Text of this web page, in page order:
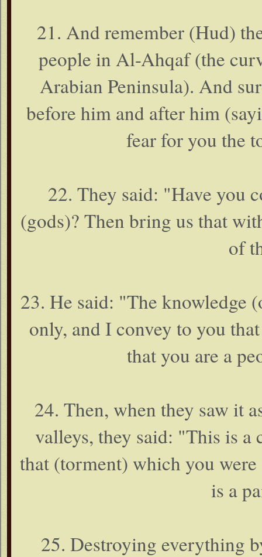
21. And remember (Hud)
people in Al-Ahqaf (the
Arabian Peninsula). And
before him and after him
fear for you the
22. They said: "Have you
(gods)? Then bring us that
of
23. He said: "The
only, and I convey to you
that you are a
24. Then, when they saw it
valleys, they said: "This is
that (torment) which you
is a
25. Destroying everything